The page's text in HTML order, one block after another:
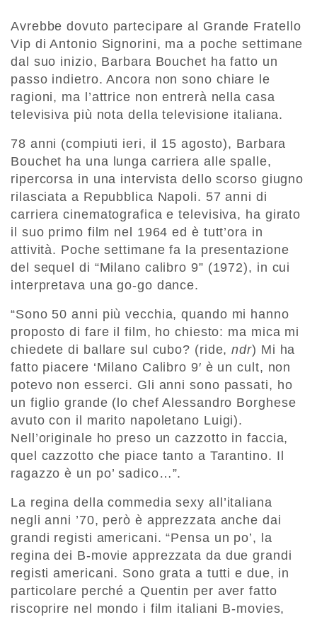
Avrebbe dovuto partecipare al Grande Fratello
Vip di Antonio Signorini, ma a poche settimane
dal suo inizio, Barbara Bouchet ha fatto un
passo indietro. Ancora non sono chiare le
ragioni, ma l’attrice non entrerà nella casa
televisiva più nota della televisione italiana.
78 anni (compiuti ieri, il 15 agosto), Barbara
Bouchet ha una lunga carriera alle spalle,
ripercorsa in una intervista dello scorso giugno
rilasciata a Repubblica Napoli. 57 anni di
carriera cinematografica e televisiva, ha girato
il suo primo film nel 1964 ed è tutt’ora in
attività. Poche settimane fa la presentazione
del sequel di “Milano calibro 9” (1972), in cui
interpretava una go-go dance.
“Sono 50 anni più vecchia, quando mi hanno
proposto di fare il film, ho chiesto: ma mica mi
chiedete di ballare sul cubo? (ride,ndr) Mi ha
fatto piacere ‘Milano Calibro 9′ è un cult, non
potevo non esserci. Gli anni sono passati, ho
un figlio grande (lo chef Alessandro Borghese
avuto con il marito napoletano Luigi).
Nell’originale ho preso un cazzotto in faccia,
quel cazzotto che piace tanto a Tarantino. Il
ragazzo è un po’ sadico…”.
La regina della commedia sexy all’italiana
negli anni ’70, però è apprezzata anche dai
grandi registi americani. “Pensa un po’, la
regina dei B-movie apprezzata da due grandi
registi americani. Sono grata a tutti e due, in
particolare perché a Quentin per aver fatto
riscoprire nel mondo i film italiani B-movies,